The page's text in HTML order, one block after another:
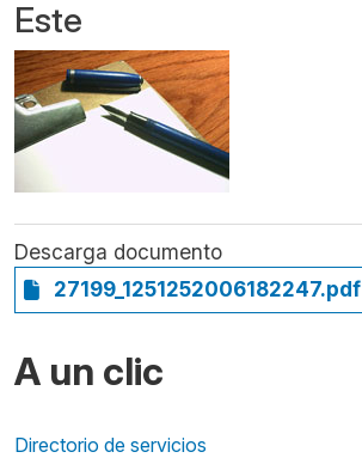
Este
Descarga documento
27199_1251252006182247.pdf
A un clic
Directorio de servicios